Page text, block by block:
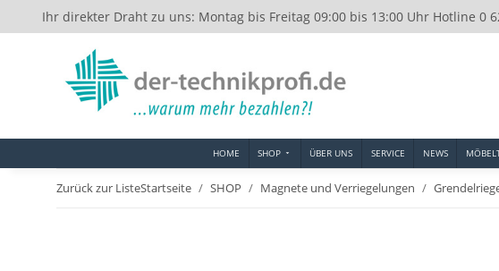
Ihr direkter Draht zu uns: Montag bis Freitag 09:00 bis 13:00 Uhr Hotline 0
HOME SHOP ÜBER UNS SERVICE NEWS
Zurück zur ListeStartseite SHOP Magnete und Verriegelungen